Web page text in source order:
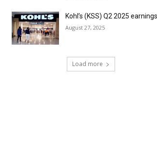
Kohl’s (KSS) Q2 2025 earnings
August 27, 2025
Load more